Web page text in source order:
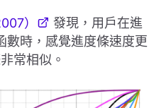
）
發現，用戶在進
數時，感覺進度條速度更
常相似。